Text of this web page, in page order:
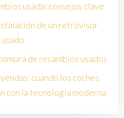
usada: consejos clave
de un retrovisor
usado
de recambios usados
cuando los coches
con la tecnología moderna